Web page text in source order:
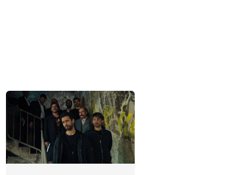
Üç Kuruş 21.
Bölüm
Fotoğrafları
Üç Kuruş 20.